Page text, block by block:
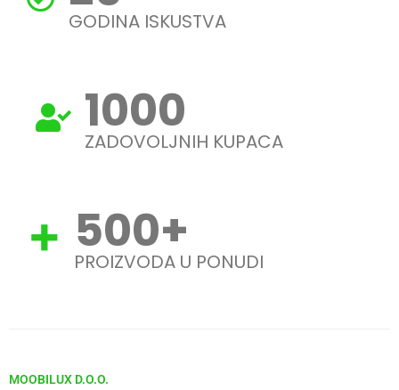
GODINA ISKUSTVA
1000
ZADOVOLJNIH KUPACA
500+
PROIZVODA U PONUDI
MOOBILUX D.O.O.